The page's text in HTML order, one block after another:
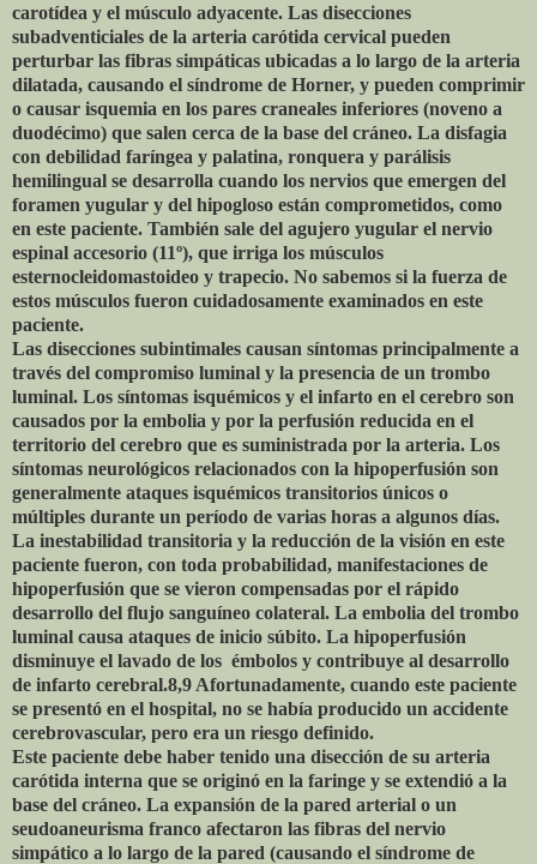
carotídea y el músculo adyacente. Las disecciones
subadventiciales de la arteria carótida cervical pueden
perturbar las fibras simpáticas ubicadas a lo largo de la arteria
dilatada, causando el síndrome de Horner, y pueden comprimir
o causar isquemia en los pares craneales inferiores (noveno a
duodécimo) que salen cerca de la base del cráneo. La disfagia
con debilidad faríngea y palatina, ronquera y parálisis
hemilingual se desarrolla cuando los nervios que emergen del
foramen yugular y del hipogloso están comprometidos, como
en este paciente. También sale del agujero yugular el nervio
espinal accesorio (11º), que irriga los músculos
esternocleidomastoideo y trapecio. No sabemos si la fuerza de
estos músculos fueron cuidadosamente examinados en este
paciente.
Las disecciones subintimales causan síntomas principalmente a
través del compromiso luminal y la presencia de un trombo
luminal. Los síntomas isquémicos y el infarto en el cerebro son
causados ​​por la embolia y por la perfusión reducida en el
territorio del cerebro que es suministrada por la arteria. Los
síntomas neurológicos relacionados con la hipoperfusión son
generalmente ataques isquémicos transitorios únicos o
múltiples durante un período de varias horas a algunos días.
La inestabilidad transitoria y la reducción de la visión en este
paciente fueron, con toda probabilidad, manifestaciones de
hipoperfusión que se vieron compensadas por el rápido
desarrollo del flujo sanguíneo colateral. La embolia del trombo
luminal causa ataques de inicio súbito. La hipoperfusión
disminuye el lavado de los émbolos y contribuye al desarrollo
de infarto cerebral.8,9 Afortunadamente, cuando este paciente
se presentó en el hospital, no se había producido un accidente
cerebrovascular, pero era un riesgo definido.
Este paciente debe haber tenido una disección de su arteria
carótida interna que se originó en la faringe y se extendió a la
base del cráneo. La expansión de la pared arterial o un
seudoaneurisma franco afectaron las fibras del nervio
simpático a lo largo de la pared (causando el síndrome de